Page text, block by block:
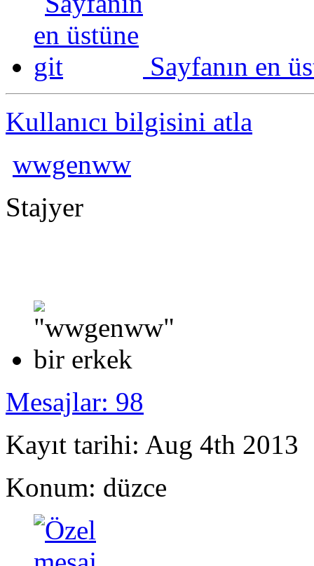
Sayfanın en
Kullanıcı bilgisini atla
wwgenww
Stajyer
Mesajlar: 98
Kayıt tarihi: Aug 4th 2013
Konum: düzce